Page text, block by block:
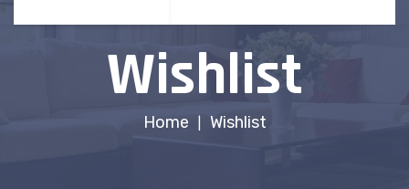
Wishlist
Home Wishlist